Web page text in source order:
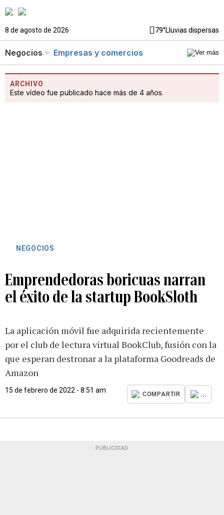
8 de agosto de 2026 79°Lluvias dispersas
Negocios Empresas y comercios
ARCHIVO
Este vídeo fue publicado hace más de 4 años.
NEGOCIOS
Emprendedoras boricuas narran
el éxito de la startup BookSloth
La aplicación móvil fue adquirida recientemente
por el club de lectura virtual BookClub, fusión con la
que esperan destronar a la plataforma Goodreads de
Amazon
15 de febrero de 2022 - 8:51 am
COMPARTIR ...
PUBLICIDAD